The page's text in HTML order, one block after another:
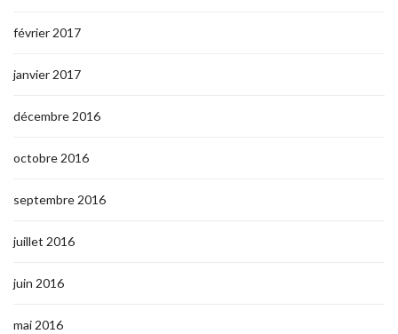
février 2017
janvier 2017
décembre 2016
octobre 2016
septembre 2016
juillet 2016
juin 2016
mai 2016